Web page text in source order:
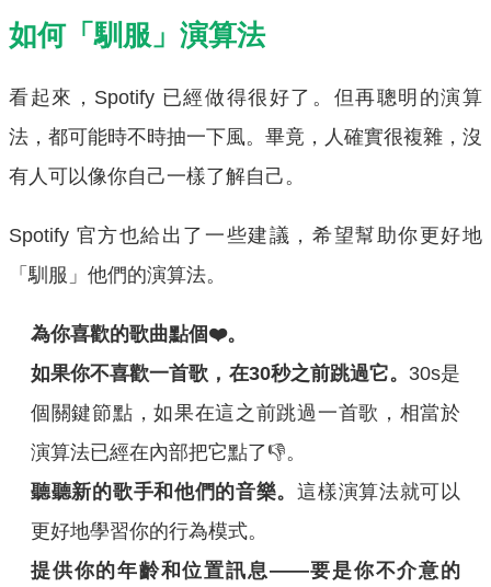
如何「馴服」演算法
看起來，Spotify 已經做得很好了。但再聰明的演算
法，都可能時不時抽一下風。畢竟，人確實很複雜，沒
有人可以像你自己一樣了解自己。
Spotify 官方也給出了一些建議，希望幫助你更好地
「馴服」他們的演算法。
為你喜歡的歌曲點個❤️。
如果你不喜歡一首歌，在30秒之前跳過它。 30s是
個關鍵節點，如果在這之前跳過一首歌，相當於
演算法已經在內部把它點了👎。
聽聽新的歌手和他們的音樂。這樣演算法就可以
更好地學習你的行為模式。
提供你的年齡和位置訊息——要是你不介意的